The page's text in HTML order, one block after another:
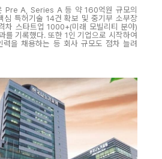
Pre A, Series A 등 약 160억원 규모의
심 특허기술 14건 확보 및 중기부 소부장
차 스타트업 1000+(미래 모빌리티 분야)
를 기록했다. 또한 1인 기업으로 시작하여
력을 채용하는 등 회사 규모도 점차 늘려